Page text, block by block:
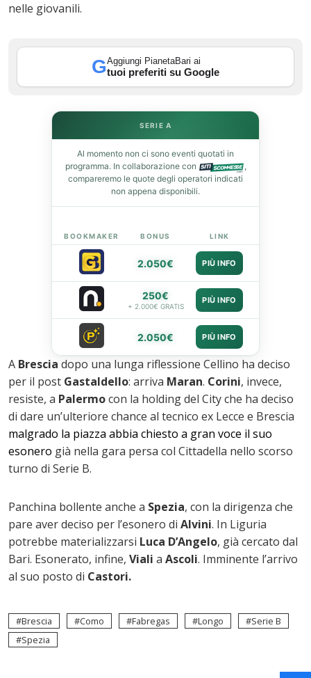
nelle giovanili.
GAggiungi PianetaBari ai
tuoi preferiti su Google
SERIE A
Al momento non ci sono eventi quotati in
programma. In collaborazione con
,
compareremo le quote degli operatori indicati
non appena disponibili.
BOOKMAKER BONUS LINK
2.050€ PIÙ INFO
250€
+ 2.000€ GRATIS
PIÙ INFO
2.050€ PIÙ INFO
A Brescia dopo una lunga riflessione Cellino ha deciso
per il post Gastaldello: arriva Maran. Corini, invece,
resiste, a Palermocon la holding del City che ha deciso
di dare un’ulteriore chance al tecnico ex Lecce e Brescia
malgrado la piazza abbia chiesto a gran voce il suo
esonero già nella gara persa col Cittadella nello scorso
turno di Serie B.
Panchina bollente anche a Spezia, con la dirigenza che
pare aver deciso per l’esonero di Alvini. In Liguria
potrebbe materializzarsi Luca D’Angelo, già cercato dal
Bari. Esonerato, infine, Viali a Ascoli. Imminente l’arrivo
al suo posto di Castori.
Brescia Como Fabregas Longo
Serie B
Spezia